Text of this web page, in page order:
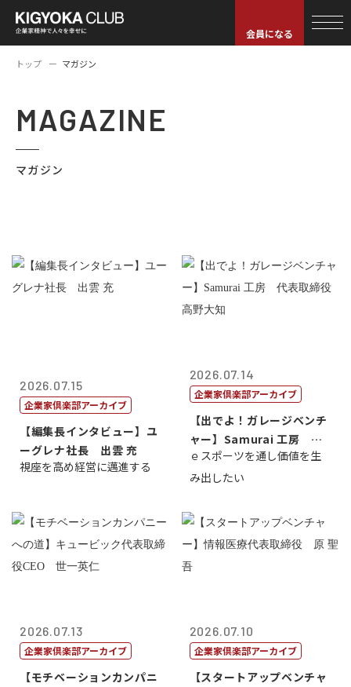
会員になる
トップ マガジン
MAGAZINE
マガジン
2026.07.15
企業家倶楽部アーカイブ
【編集長インタビュー】ユ
ーグレナ社長 出雲 充
視座を高め経営に邁進する
2026.07.14
企業家倶楽部アーカイブ
【出でよ！ガレージベンチ
ャー】Samurai 工房 代
表取締...
ｅスポーツを通し価値を生
み出したい
2026.07.13
企業家倶楽部アーカイブ
【モチベーションカンパニ
2026.07.10
企業家倶楽部アーカイブ
【スタートアップベンチャ